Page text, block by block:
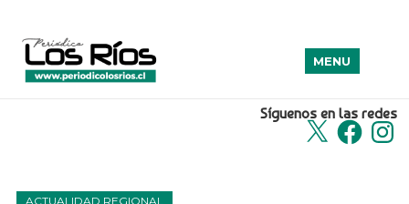
Síguenos en las redes
X Facebook
MENU
ACTUALIDAD REGIONAL